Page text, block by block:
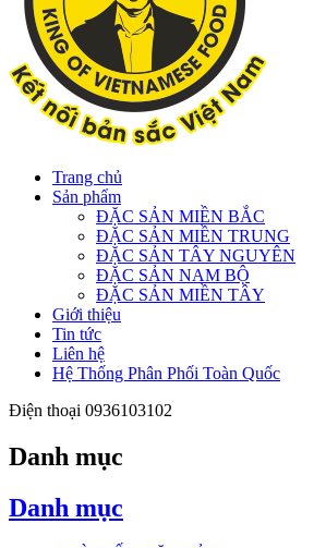
Trang chủ
Sản phẩm
ĐẶC SẢN MIỀN BẮC
ĐẶC SẢN MIỀN TRUNG
ĐẶC SẢN TÂY NGUYÊN
ĐẶC SẢN NAM BỘ
ĐẶC SẢN MIỀN TÂY
Giới thiệu
Tin tức
Liên hệ
Hệ Thống Phân Phối Toàn Quốc
Điện thoại 0936103102
Danh mục
Danh mục